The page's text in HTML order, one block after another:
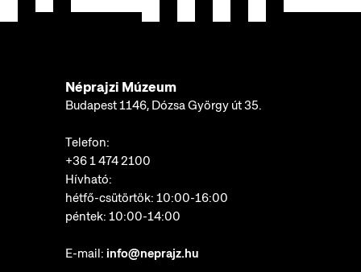
Néprajzi Múzeum
Budapest 1146, Dózsa György út 35.
Telefon:
+36 1 474 2100
Hívható:
hétfő-csütörtök: 10:00-16:00
péntek: 10:00-14:00
E-mail: info@neprajz.hu